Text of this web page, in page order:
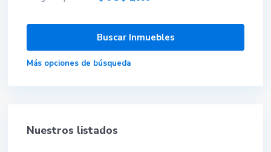
Más opciones de búsqueda
Nuestros listados